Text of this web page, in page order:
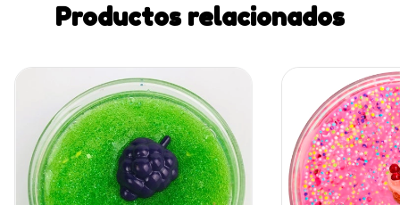
Productos relacionados